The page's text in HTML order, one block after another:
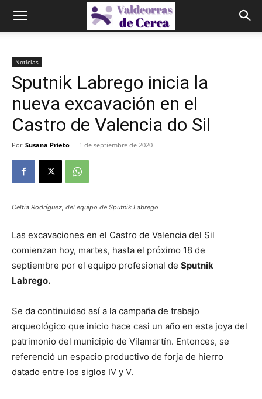
Noticias
Sputnik Labrego inicia la
nueva excavación en el
Castro de Valencia do Sil
Por Susana Prieto - 1 de septiembre de 2020
Celtia Rodríguez, del equipo de Sputnik Labrego
Las excavaciones en el Castro de Valencia del Sil
comienzan hoy, martes, hasta el próximo 18 de
septiembre por el equipo profesional de Sputnik
Labrego.
Se da continuidad así a la campaña de trabajo
arqueológico que inicio hace casi un año en esta joya del
patrimonio del municipio de Vilamartín. Entonces, se
referenció un espacio productivo de forja de hierro
datado entre los siglos IV y V.